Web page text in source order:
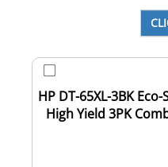
HP DT-65XL-3BK
High Yield 3PK